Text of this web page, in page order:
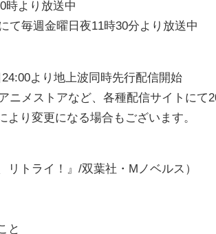
時より放送中
て毎週金曜日夜11時30分より放送中
より地上波同時先行配信開始
ニメストアなど、各種配信サイトにて
り変更になる場合もございます。
リトライ！』/双葉社・Mノベルス）
と